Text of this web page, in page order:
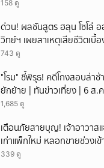
ร่วมทีมหอบเงิน 1.5 แสนติดสิ
158 ดู
ด่วน! ผลชันสูตร ฮลุน โซโล่
วิทย์ฯ เผยสาเหตุเสียชีวิตเบื้
743 ดู
"โรม" ชี้พิรุธ! คดีโกงสอบล่า
ยักย้าย | ทันข่าวเที่ยง | 6 ส.
1,685 ดู
เตือนภัยสายบุญ! เจ้าอาวาส
เก่าแพ็กใหม่ หลอกขายช่วงเ
339 ดู